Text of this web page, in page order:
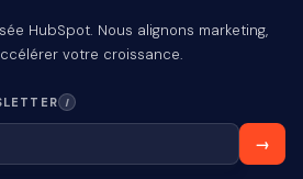
HubSpot. Nous alignons marketing,
votre croissance.
I